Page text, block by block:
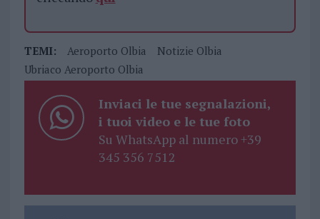
TEMI: Aeroporto Olbia
Notizie Olbia
Ubriaco Aeroporto Olbia
Inviaci le tue segnalazioni,
i tuoi video e le tue foto
Su WhatsApp al numero +39
345 356 7512